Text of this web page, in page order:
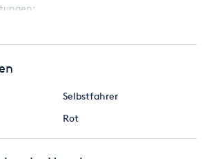
sind inkl. einer Vollkaskoversicherung für
gegen Diebstahl gesichert
gestattet muss jedoch vorab
festgehalten werden.
Selbstfahrer
Rot